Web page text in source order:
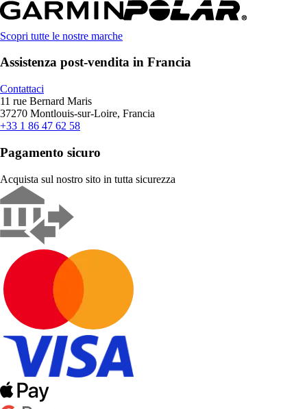
Scopri tutte le nostre marche
Assistenza post-vendita in Francia
Contattaci
11 rue Bernard Maris
37270 Montlouis-sur-Loire, Francia
+33 1 86 47 62 58
Pagamento sicuro
Acquista sul nostro sito in tutta sicurezza